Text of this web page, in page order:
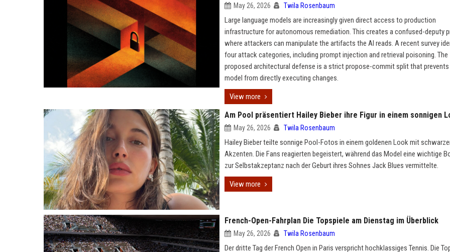
May 26, 2026 Twila Rosenbaum
Large language models are increasingly given direct access to production
infrastructure for autonomous remediation. This creates a confused-deputy
where attackers can manipulate the artifacts the AI reads. A recent survey
four attack categories, including prompt injection and retrieval poisoning. The
proposed architectural defense is a strict propose-commit split that prevents
model from directly executing changes.
View more
Am Pool präsentiert Hailey Bieber ihre Figur in einem sonnigen
May 26, 2026 Twila Rosenbaum
Hailey Bieber teilte sonnige Pool-Fotos in einem goldenen Look mit
Akzenten. Die Fans reagierten begeistert, während das Model eine wichtige
zur Selbstakzeptanz nach der Geburt ihres Sohnes Jack Blues vermittelte.
View more
French-Open-Fahrplan Die Topspiele am Dienstag im Überblick
May 26, 2026 Twila Rosenbaum
Der dritte Tag der French Open in Paris verspricht hochklassiges Tennis. Die